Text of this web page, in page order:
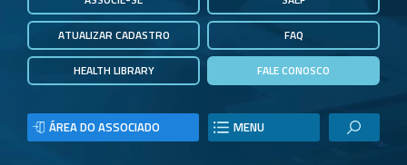
ATUALIZAR CADASTRO
HEALTH LIBRARY
FAQ
FALE CONOSCO
ÁREA DO ASSOCIADO MENU